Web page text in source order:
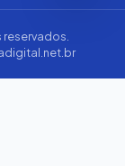
reservados.